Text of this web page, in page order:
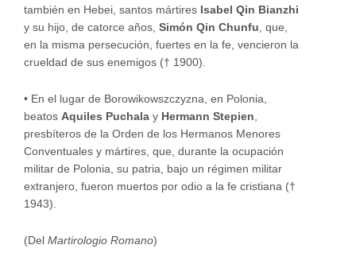
también en Hebei, santos mártires Isabel Qin Bianzhi
y su hijo, de catorce años, Simón Qin Chunfu, que,
en la misma persecución, fuertes en la fe, vencieron la
crueldad de sus enemigos († 1900).
• En el lugar de Borowikowszczyzna, en Polonia,
beatos Aquiles Puchala y Hermann Stepien,
presbíteros de la Orden de los Hermanos Menores
Conventuales y mártires, que, durante la ocupación
militar de Polonia, su patria, bajo un régimen militar
extranjero, fueron muertos por odio a la fe cristiana (†
1943).
(Del Martirologio Romano)